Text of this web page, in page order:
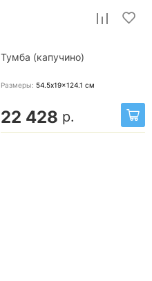
Тумба (капучино)
Размеры: 54.5x19x124.1 см
22 428 р.